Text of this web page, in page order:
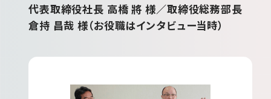
代表取締役社長 高橋 將 様／取締役総務部長
倉持 昌哉 様（お役職はインタビュー当時）